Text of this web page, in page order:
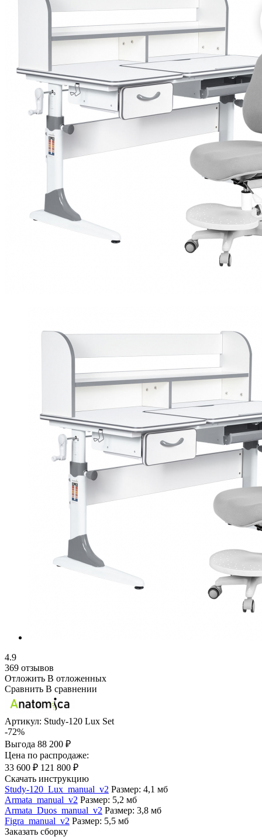
4.9
369 отзывов
Отложить В отложенных
Сравнить В сравнении
Артикул: Study-120 Lux Set
-72%
Выгода 88 200 ₽
Цена по распродаже:
33 600 ₽ 121 800 ₽
Скачать инструкцию
Study-120_Lux_manual_v2 Размер: 4,1 мб
Armata_manual_v2 Размер: 5,2 мб
Armata_Duos_manual_v2 Размер: 3,8 мб
Figra_manual_v2 Размер: 5,5 мб
Заказать сборку